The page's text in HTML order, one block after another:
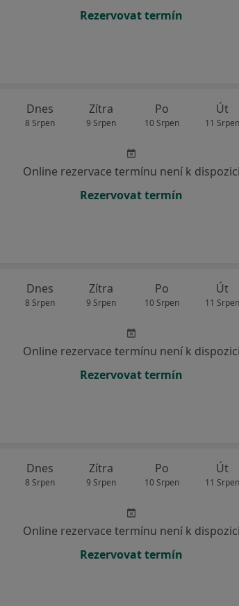
Rezervovat termín
Dnes
8 Srpen
Zítra
9 Srpen
Po
10 Srpen
Út
11 Srpen
Online rezervace termínu není k dispozici
Rezervovat termín
Dnes
8 Srpen
Zítra
9 Srpen
Po
10 Srpen
Út
11 Srpen
Online rezervace termínu není k dispozici
Rezervovat termín
Dnes
8 Srpen
Zítra
9 Srpen
Po
10 Srpen
Út
11 Srpen
Online rezervace termínu není k dispozici
Rezervovat termín